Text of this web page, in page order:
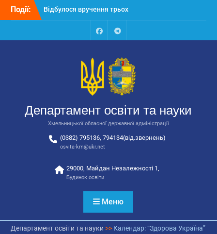
Перейти
Події:
Відбулося вручення трьох
автобусів для потреб
Відбулося засідання
освіти та науки обласної
державної адміністрації
Відбулась обласна
національно-патріотичне
виховання
FacebookTalegram
Департамент освіти та науки
Хмельницької обласної державної адміністрації
(0382) 795136, 794134(від.звернень)
osvita-km@ukr.net
29000, Майдан Незалежності 1,
Будинок освіти
Меню
Департамент освіти та науки >> Календар: “Здорова Україна”